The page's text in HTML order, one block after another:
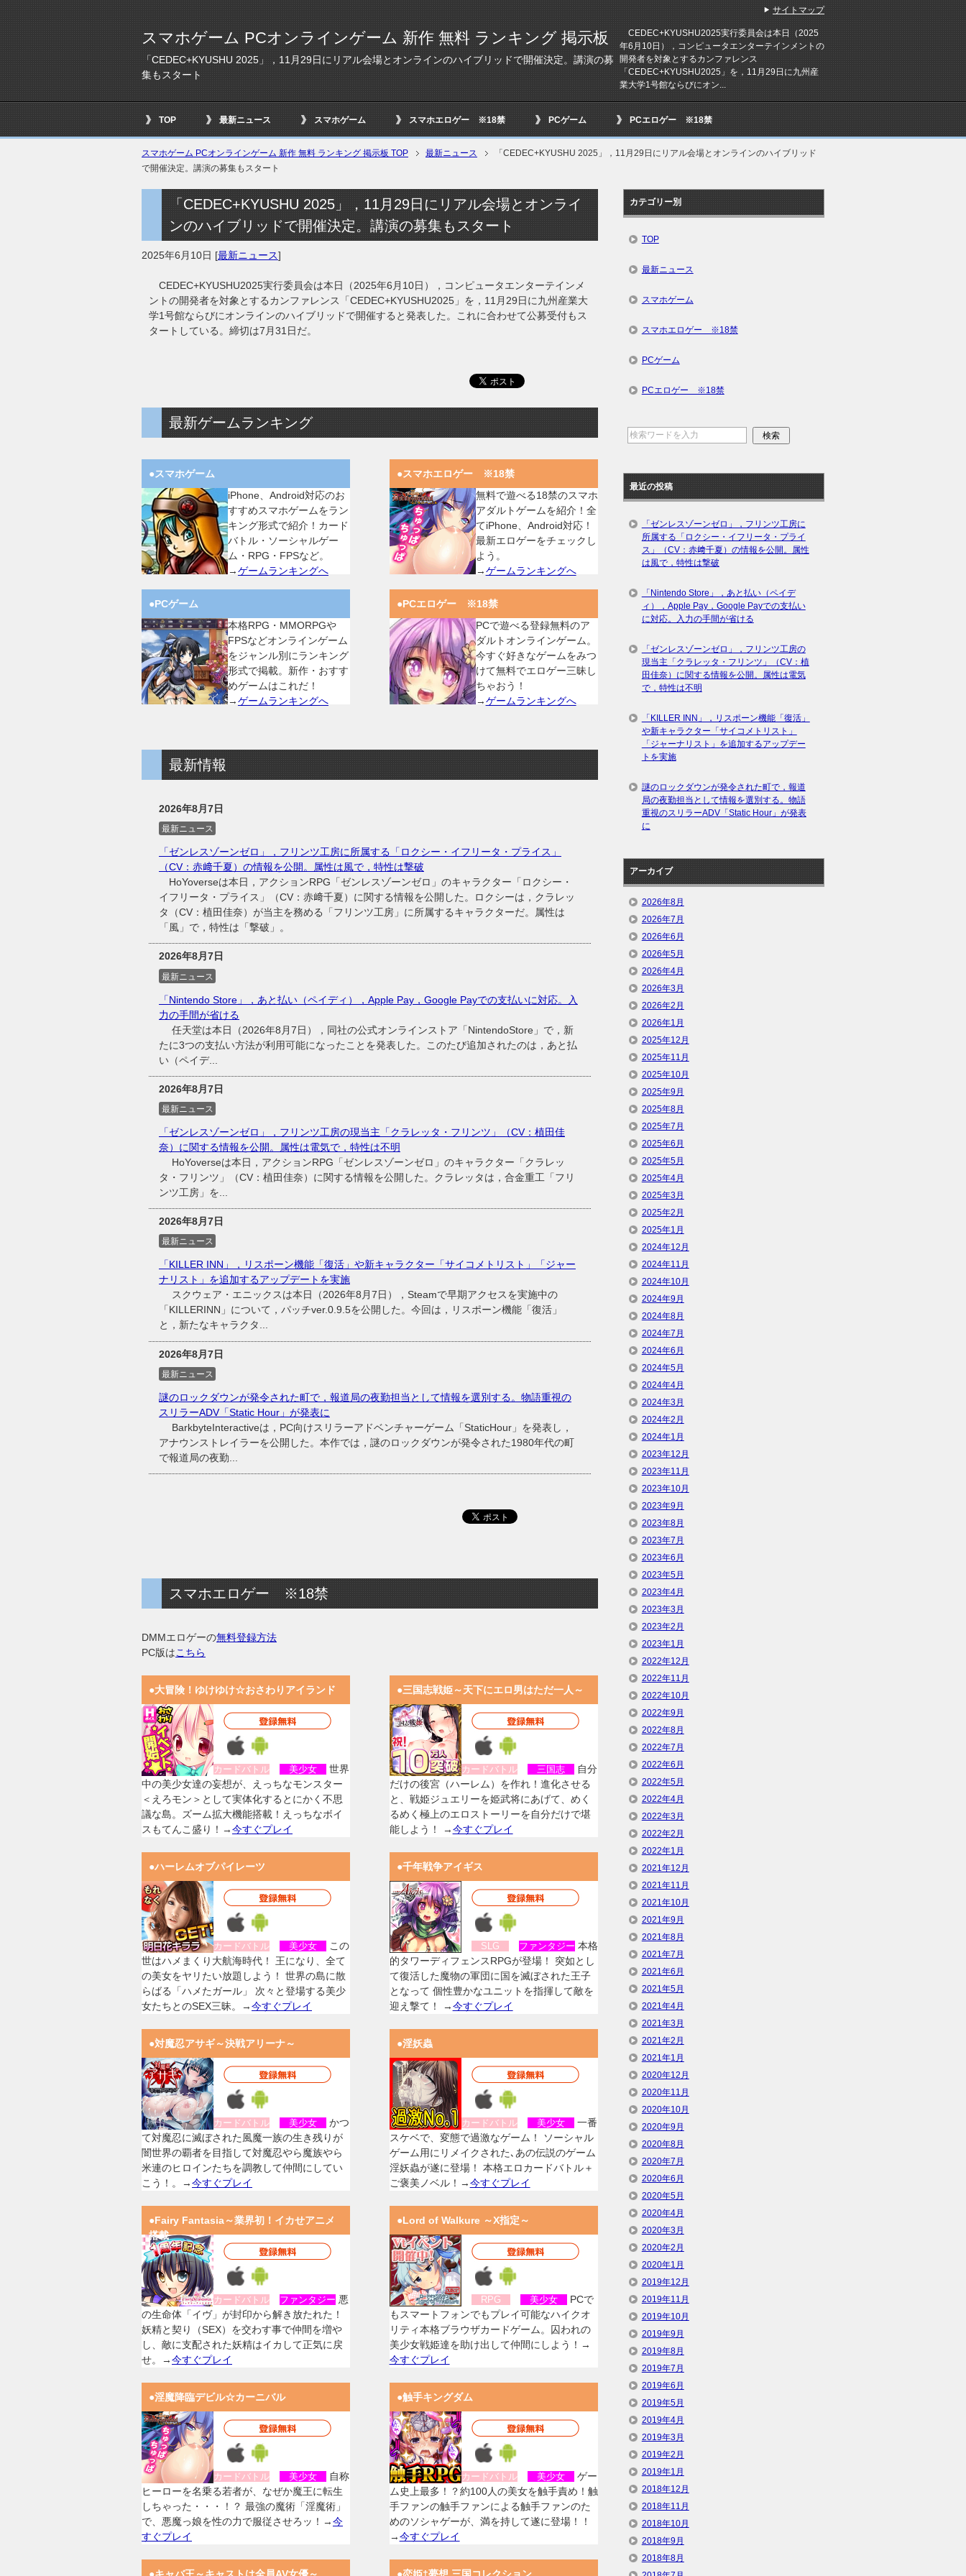
スマホゲーム PCオンラインゲーム 新作 無料 ランキング 掲示板
「CEDEC+KYUSHU 2025」，11月29日にリアル会場とオンラインのハイブリッドで開催決定。講演の募
集もスタート
CEDEC+KYUSHU2025実行委員会は本日（2025
年6月10日），コンピュータエンターテインメントの
開発者を対象とするカンファレンス
「CEDEC+KYUSHU2025」を，11月29日に九州産
業大学1号館ならびにオン...
TOP 最新ニュース スマホゲーム スマホエロゲー ※18禁 PCゲーム PCエロゲー ※18禁
スマホゲーム PCオンラインゲーム 新作 無料 ランキング 掲示板 TOP 最新ニュース
「CEDEC+KYUSHU 2025」，11月29日にリアル会場とオンラインのハイブリッド
で開催決定。講演の募集もスタート
「CEDEC+KYUSHU 2025」，11月29日にリアル会場とオンライ
ンのハイブリッドで開催決定。講演の募集もスタート
2025年6月10日 [最新ニュース]
CEDEC+KYUSHU2025実行委員会は本日（2025年6月10日），コンピュータエンターテインメ
ントの開発者を対象とするカンファレンス「CEDEC+KYUSHU2025」を，11月29日に九州産業大
学1号館ならびにオンラインのハイブリッドで開催すると発表した。これに合わせて公募受付もス
タートしている。締切は7月31日だ。
最新ゲームランキング
●スマホゲーム
iPhone、Android対応のお
すすめスマホゲームをラン
キング形式で紹介！カード
バトル・ソーシャルゲー
ム・RPG・FPSなど。
→ゲームランキングへ
●スマホエロゲー ※18禁
無料で遊べる18禁のスマホ
アダルトゲームを紹介！全
てiPhone、Android対応！
最新エロゲーをチェックし
よう。
→ゲームランキングへ
●PCゲーム
本格RPG・MMORPGや
FPSなどオンラインゲーム
をジャンル別にランキング
形式で掲載。新作・おすす
めゲームはこれだ！
→ゲームランキングへ
●PCエロゲー ※18禁
PCで遊べる登録無料のア
ダルトオンラインゲーム。
今すぐ好きなゲームをみつ
けて無料でエロゲー三昧し
ちゃおう！
→ゲームランキングへ
最新情報
2026年8月7日
最新ニュース
「ゼンレスゾーンゼロ」，フリンツ工房に所属する「ロクシー・イフリータ・プライス」
（CV：赤﨑千夏）の情報を公開。属性は風で，特性は撃破
HoYoverseは本日，アクションRPG「ゼンレスゾーンゼロ」のキャラクター「ロクシー・
イフリータ・プライス」（CV：赤﨑千夏）に関する情報を公開した。ロクシーは，クラレッ
タ（CV：植田佳奈）が当主を務める「フリンツ工房」に所属するキャラクターだ。属性は
「風」で，特性は「撃破」。
2026年8月7日
最新ニュース
「Nintendo Store」，あと払い（ペイディ），Apple Pay，Google Payでの支払いに対応。入
力の手間が省ける
任天堂は本日（2026年8月7日），同社の公式オンラインストア「NintendoStore」で，新
たに3つの支払い方法が利用可能になったことを発表した。このたび追加されたのは，あと払
い（ペイデ...
2026年8月7日
最新ニュース
「ゼンレスゾーンゼロ」，フリンツ工房の現当主「クラレッタ・フリンツ」（CV：植田佳
奈）に関する情報を公開。属性は電気で，特性は不明
HoYoverseは本日，アクションRPG「ゼンレスゾーンゼロ」のキャラクター「クラレッ
タ・フリンツ」（CV：植田佳奈）に関する情報を公開した。クラレッタは，合金重工「フリ
ンツ工房」を...
2026年8月7日
最新ニュース
「KILLER INN」，リスポーン機能「復活」や新キャラクター「サイコメトリスト」「ジャー
ナリスト」を追加するアップデートを実施
スクウェア・エニックスは本日（2026年8月7日），Steamで早期アクセスを実施中の
「KILLERINN」について，パッチver.0.9.5を公開した。今回は，リスポーン機能「復活」
と，新たなキャラクタ...
2026年8月7日
最新ニュース
謎のロックダウンが発令された町で，報道局の夜勤担当として情報を選別する。物語重視の
スリラーADV「Static Hour」が発表に
BarkbyteInteractiveは，PC向けスリラーアドベンチャーゲーム「StaticHour」を発表し，
アナウンストレイラーを公開した。本作では，謎のロックダウンが発令された1980年代の町
で報道局の夜勤...
スマホエロゲー ※18禁
DMMエロゲーの無料登録方法
PC版はこちら
●大冒険！ゆけゆけ☆おさわりアイランド
カードバトル 美少女
世界
中の美少女達の妄想が、えっちなモンスター
＜えろモン＞として実体化するとにかく不思
議な島。ズーム拡大機能搭載！えっちなボイ
スもてんこ盛り！→今すぐプレイ
●三国志戦姫～天下にエロ男はただ一人～
カードバトル 三国志
自分
だけの後宮（ハーレム）を作れ！進化させる
と、戦姫ジュエリーを姫武将にあげて、めく
るめく極上のエロストーリーを自分だけで堪
能しよう！ →今すぐプレイ
●ハーレムオブパイレーツ
カードバトル 美少女
この
世はハメまくり大航海時代！ 王になり、全て
の美女をヤリたい放題しよう！ 世界の島に散
らばる「ハメたガール」 次々と登場する美少
女たちとのSEX三昧。→今すぐプレイ
●千年戦争アイギス
SLG ファンタジー 本格
的タワーディフェンスRPGが登場！ 突如とし
て復活した魔物の軍団に国を滅ぼされた王子
となって 個性豊かなユニットを指揮して敵を
迎え撃て！ →今すぐプレイ
●対魔忍アサギ～決戦アリーナ～
カードバトル 美少女
かつ
て対魔忍に滅ぼされた風魔一族の生き残りが
闇世界の覇者を目指して対魔忍やら魔族やら
米連のヒロインたちを調教して仲間にしてい
こう！。→今すぐプレイ
●淫妖蟲
カードバトル 美少女
一番
スケベで、変態で過激なゲーム！ ソーシャル
ゲーム用にリメイクされた､あの伝説のゲーム
淫妖蟲が遂に登場！ 本格エロカードバトル＋
ご褒美ノベル！→今すぐプレイ
●Fairy Fantasia～業界初！イカせアニメ
搭載
カードバトル ファンタジー 悪
の生命体「イヴ」が封印から解き放たれた！
妖精と契り（SEX）を交わす事で仲間を増や
し、敵に支配された妖精はイカして正気に戻
せ。→今すぐプレイ
●Lord of Walkure ～X指定～
RPG 美少女
PCで
もスマートフォンでもプレイ可能なハイクオ
リティ本格ブラウザカードゲーム。囚われの
美少女戦姫達を助け出して仲間にしよう！→
今すぐプレイ
●淫魔降臨デビル☆カーニバル
カードバトル 美少女
自称
ヒーローを名乗る若者が、なぜか魔王に転生
しちゃった・・・！？ 最強の魔術「淫魔術」
で、悪魔っ娘を性の力で服従させろッ！→今
すぐプレイ
●触手キングダム
カードバトル 美少女
ゲー
ム史上最多！？約100人の美女を触手責め！触
手ファンの触手ファンによる触手ファンのた
めのソシャゲーが、満を持して遂に登場！！
→今すぐプレイ
カテゴリー別
TOP
最新ニュース
スマホゲーム
スマホエロゲー ※18禁
PCゲーム
PCエロゲー ※18禁
最近の投稿
「ゼンレスゾーンゼロ」，フリンツ工房に
所属する「ロクシー・イフリータ・プライ
ス」（CV：赤﨑千夏）の情報を公開。属性
は風で，特性は撃破
「Nintendo Store」，あと払い（ペイデ
ィ），Apple Pay，Google Payでの支払い
に対応。入力の手間が省ける
「ゼンレスゾーンゼロ」，フリンツ工房の
現当主「クラレッタ・フリンツ」（CV：植
田佳奈）に関する情報を公開。属性は電気
で，特性は不明
「KILLER INN」，リスポーン機能「復活」
や新キャラクター「サイコメトリスト」
「ジャーナリスト」を追加するアップデー
トを実施
謎のロックダウンが発令された町で，報道
局の夜勤担当として情報を選別する。物語
重視のスリラーADV「Static Hour」が発表
に
アーカイブ
2026年8月
2026年7月
2026年6月
2026年5月
2026年4月
2026年3月
2026年2月
2026年1月
2025年12月
2025年11月
2025年10月
2025年9月
2025年8月
2025年7月
2025年6月
2025年5月
2025年4月
2025年3月
2025年2月
2025年1月
2024年12月
2024年11月
2024年10月
2024年9月
2024年8月
2024年7月
2024年6月
2024年5月
2024年4月
2024年3月
2024年2月
2024年1月
2023年12月
2023年11月
2023年10月
2023年9月
2023年8月
2023年7月
2023年6月
2023年5月
2023年4月
2023年3月
2023年2月
2023年1月
2022年12月
2022年11月
2022年10月
2022年9月
2022年8月
2022年7月
2022年6月
2022年5月
2022年4月
2022年3月
2022年2月
2022年1月
2021年12月
2021年11月
2021年10月
2021年9月
2021年8月
2021年7月
2021年6月
2021年5月
2021年4月
2021年3月
2021年2月
2021年1月
2020年12月
2020年11月
2020年10月
2020年9月
2020年8月
2020年7月
2020年6月
2020年5月
2020年4月
2020年3月
2020年2月
2020年1月
2019年12月
2019年11月
2019年10月
2019年9月
2019年8月
2019年7月
2019年6月
2019年5月
2019年4月
2019年3月
2019年2月
2019年1月
2018年12月
2018年11月
2018年10月
2018年9月
2018年8月
サイトマップ